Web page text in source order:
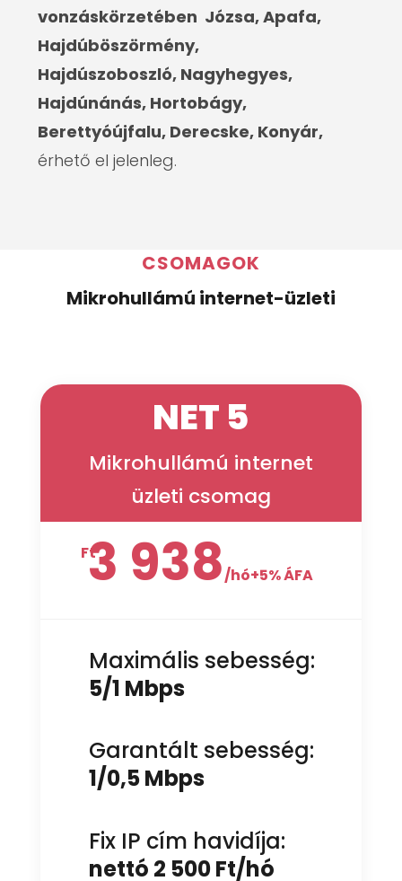
vonzáskörzetében Józsa, Apafa,
Hajdúböszörmény,
Hajdúszoboszló, Nagyhegyes,
Hajdúnánás, Hortobágy,
Berettyóújfalu, Derecske, Konyár,
érhető el jelenleg.
CSOMAGOK
Mikrohullámú internet-üzleti
NET 5
Mikrohullámú internet
üzleti csomag
Ft3 938/hó+5% ÁFA
Maximális sebesség:
5/1 Mbps
Garantált sebesség:
1/0,5 Mbps
Fix IP cím havidíja:
nettó 2 500 Ft/hó